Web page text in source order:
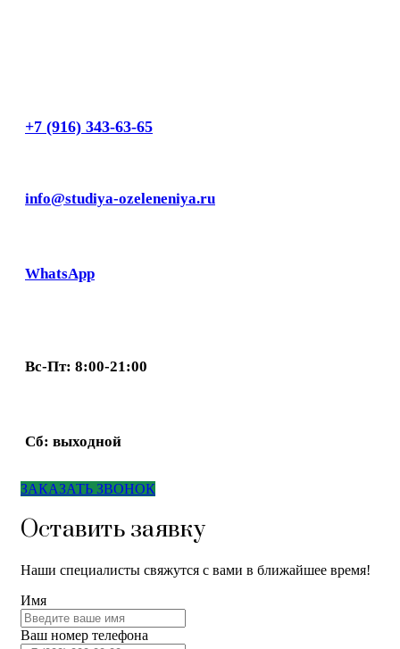
+7 (916) 343-63-65
info@studiya-ozeleneniya.ru
WhatsApp
Вс-Пт: 8:00-21:00
Сб: выходной
ЗАКАЗАТЬ ЗВОНОК
Оставить заявку
Наши специалисты свяжутся с вами в ближайшее время!
Имя
Ваш номер телефона